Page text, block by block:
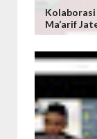
Kolaborasi
Ma’arif